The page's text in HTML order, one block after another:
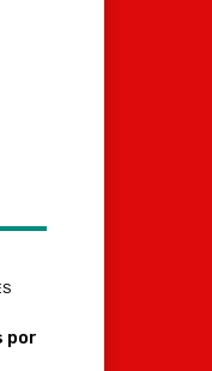
por